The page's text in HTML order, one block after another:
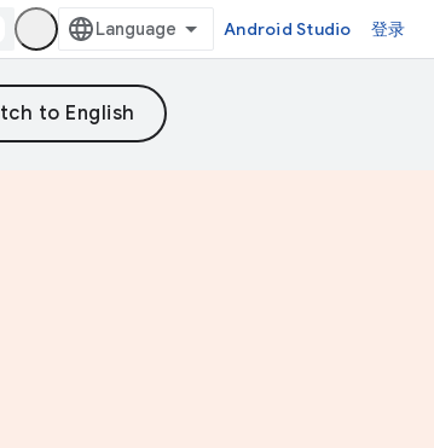
Android Studio 登录